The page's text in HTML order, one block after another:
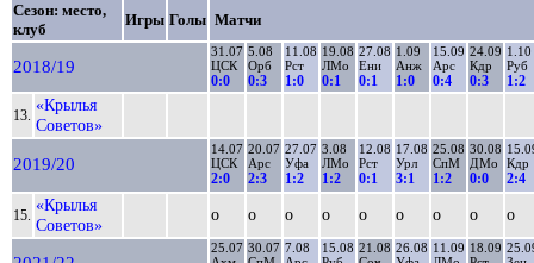
Сезон: место,
клуб
Игры Голы Матчи
2018/19
31.07
ЦСК
0:0
5.08
Орб
0:3
11.08
Рст
1:0
19.08
ЛМо
0:1
27.08
Ени
0:1
1.09
Анж
1:0
15.09
Арс
0:4
24.09
Кдр
0:3
1.10
Руб
1:2
13.
«Крылья
Советов»
2019/20
14.07
ЦСК
2:0
20.07
Арс
2:3
27.07
Уфа
1:2
3.08
ЛМо
1:2
12.08
Рст
0:1
17.08
Урл
3:1
25.08
СпМ
1:2
30.08
ДМо
0:0
Кдр
2:4
15.
«Крылья
Советов»
о о о о о о о о о
25.07 30.07 7.08
15.08 21.08 26.08 11.09 18.09